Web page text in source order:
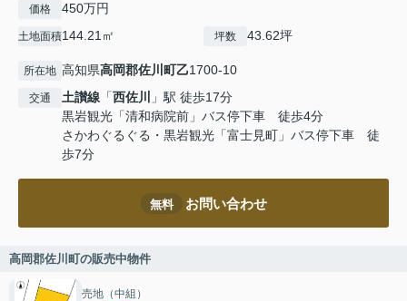
価格 450万円
土地面積144.21㎡ 坪数 43.62坪
所在地 高知県高岡郡佐川町乙1700-10
交通 土讃線 「西佐川
」駅 徒歩17分
黒岩観光「清和病院前」バス停下車 徒歩4分
さかわぐるぐる・黒岩観光「富士見町」バス停下車 徒
歩7分
無料 お問い合わせ
高岡郡佐川町の販売中物件
売地（中組）